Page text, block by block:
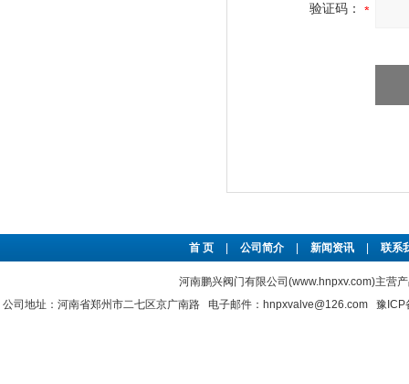
验证码：
首 页 公司简介 新闻资讯 联系
河南鹏兴阀门有限公司(www.hnpxv.com)主营
公司地址：河南省郑州市二七区京广南路 电子邮件：hnpxvalve@126.com 豫ICP